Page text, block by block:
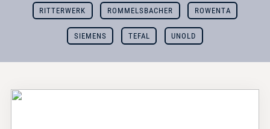
RITTERWERK ROMMELSBACHER ROWENTA
SIEMENS TEFAL UNOLD